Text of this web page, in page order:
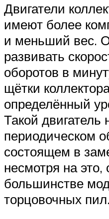
Двигатели
имеют более
и меньший вес.
развивать
оборотов в
щётки
определённый
Такой двигатель
периодическом
состоящем в
несмотря на
большинстве
торцовочных пил.